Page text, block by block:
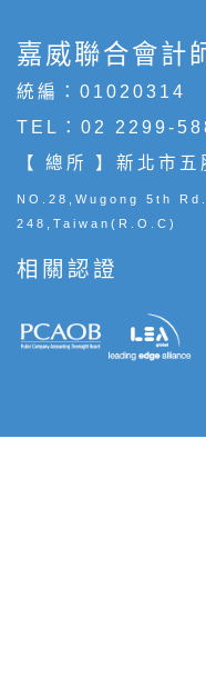
嘉威聯合會計
統編：01020314
TEL： 02 2299-
【 總所 】新北市
NO.28,Wugong 5th
248,Taiwan(R.O.C)
相關認證